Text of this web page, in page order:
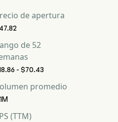
de apertura
de 52
- $70.43
promedio
(TTM)